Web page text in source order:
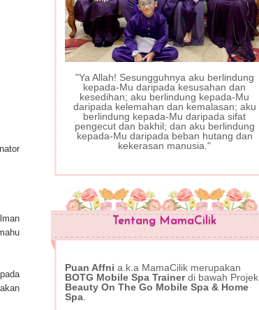
"Ya Allah! Sesungguhnya aku berlindung
kepada-Mu daripada kesusahan dan
kesedihan; aku berlindung kepada-Mu
daripada kelemahan dan kemalasan; aku
berlindung kepada-Mu daripada sifat
pengecut dan bakhil; dan aku berlindung
kepada-Mu daripada beban hutang dan
kekerasan manusia."
Tentang MamaCilik
Puan Affni a.k.a MamaCilik merupakan
BOTG Mobile Spa Trainerdi bawah Projek
Beauty On The Go Mobile Spa & Home
Spa